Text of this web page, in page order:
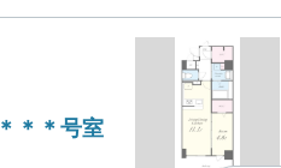
＊＊＊号室